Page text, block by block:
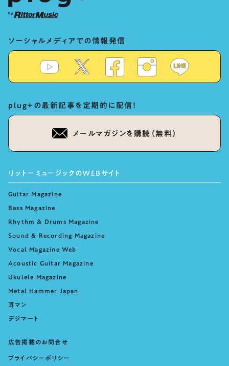
ソーシャルメディアでの情報発信
plug+の最新記事を定期的に配信！
メールマガジンを購読（無料）
リットーミュージックのWEBサイト
Guitar Magazine
Bass Magazine
Rhythm & Drums Magazine
Sound & Recording Magazine
Vocal Magazine Web
Acoustic Guitar Magazine
Ukulele Magazine
Metal Hammer Japan
耳マン
デジマート
広告掲載のお問合せ
プライバシーポリシー